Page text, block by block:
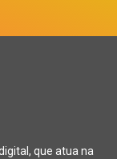
que atua na